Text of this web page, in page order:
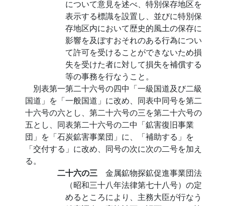
について意見を述べ、特別保存地区を
表示する標識を設置し、並びに特別保
存地区内において歴史的風土の保存に
影響を及ぼすおそれのある行為につい
て許可を受けることができないため損
失を受けた者に対して損失を補償する
等の事務を行なうこと。
別表第一第二十六号の四中「一級国道及び二級
国道」を「一般国道」に改め、同表中同号を第二
十六号の六とし、第二十六号の三を第二十六号の
五とし、同表第二十六号の二中「鉱害復旧事業
団」を「石炭鉱害事業団」に、「補助する」を
「交付する」に改め、同号の次に次の二号を加え
る。
二十六の三 金属鉱物探鉱促進事業団法
（昭和三十八年法律第七十八号）の定
めるところにより、主務大臣が行なう